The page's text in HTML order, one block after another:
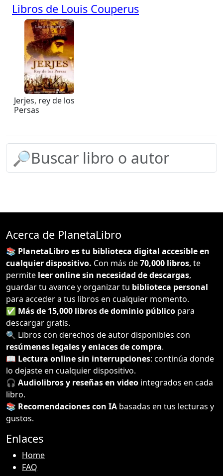
Libros de Louis Couperus
Jerjes, rey de los
Persas
Acerca de PlanetaLibro
📚 PlanetaLibro es tu biblioteca digital accesible en
cualquier dispositivo. Con más de70,000 libros, te
permite leer online sin necesidad de descargas,
guardar tu avance y organizar tu biblioteca personal
para acceder a tus libros en cualquier momento.
✅ Más de 15,000 libros de dominio público para
descargar gratis.
🔍 Libros con derechos de autor disponibles con
resúmenes legales y enlaces de compra.
📖 Lectura online sin interrupciones: continúa donde
lo dejaste en cualquier dispositivo.
🎧 Audiolibros y reseñas en video integrados en cada
libro.
📚 Recomendaciones con IA basadas en tus lecturas y
gustos.
Enlaces
Home
FAQ